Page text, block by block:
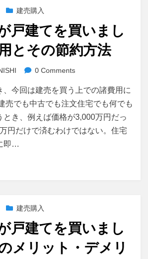
建売購入
戸建てを買いまし
とその節約方法
0 Comments
今回は建売を買う上での諸費用に
でも中古でも注文住宅でも何でも
とき、例えば価格が3,000万円だっ
円だけで済むわけではない。住宅
即…
建売購入
戸建てを買いまし
メリット・デメリ